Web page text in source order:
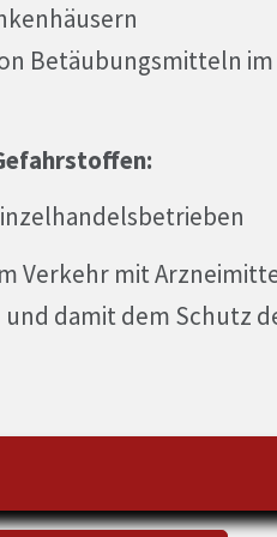
Betäubungsmitteln
Verkehr mit
damit dem Schutz